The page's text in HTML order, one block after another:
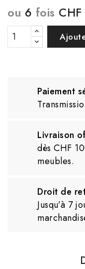
ou 6 fois
Paiement
Livraison
dès CHF
meubles.
Droit de
Jusqu’à 7